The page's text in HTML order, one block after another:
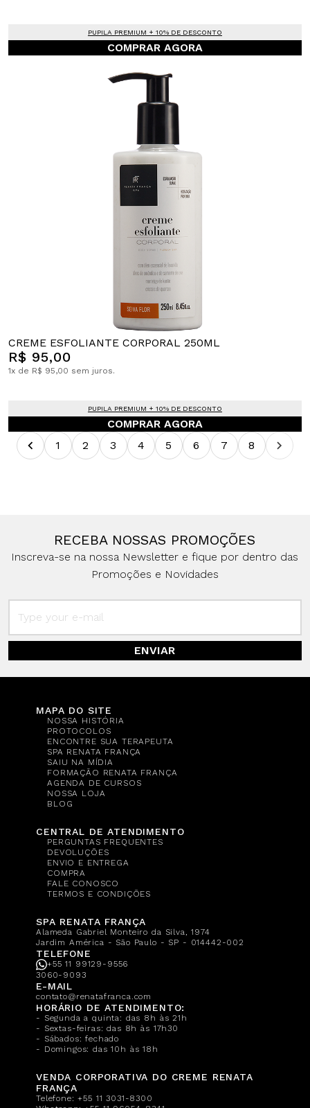
PUPILA PREMIUM + 10% DE DESCONTO
COMPRAR AGORA
CREME ESFOLIANTE CORPORAL 250ML
R$ 95,00
1x de R$ 95,00 sem juros.
PUPILA PREMIUM + 10% DE DESCONTO
COMPRAR AGORA
1
2 3 4 5 6 7 8
RECEBA NOSSAS PROMOÇÕES
Inscreva-se na nossa Newsletter e fique por dentro das
Promoções e Novidades
ENVIAR
MAPA DO SITE
NOSSA HISTÓRIA
PROTOCOLOS
ENCONTRE SUA TERAPEUTA
SPA RENATA FRANÇA
SAIU NA MÍDIA
FORMAÇÃO RENATA FRANÇA
AGENDA DE CURSOS
NOSSA LOJA
BLOG
CENTRAL DE ATENDIMENTO
PERGUNTAS FREQUENTES
DEVOLUÇÕES
ENVIO E ENTREGA
COMPRA
FALE CONOSCO
TERMOS E CONDIÇÕES
SPA RENATA FRANÇA
Alameda Gabriel Monteiro da Silva, 1974
Jardim América - São Paulo - SP - 014442-002
TELEFONE
+55 11 99129-9556
3060-9093
E-MAIL
contato@renatafranca.com
HORÁRIO DE ATENDIMENTO:
- Segunda a quinta: das 8h às 21h
- Sextas-feiras: das 8h às 17h30
- Sábados: fechado
- Domingos: das 10h às 18h
VENDA CORPORATIVA DO CREME RENATA
FRANÇA
Telefone:+55 11 3031-8300